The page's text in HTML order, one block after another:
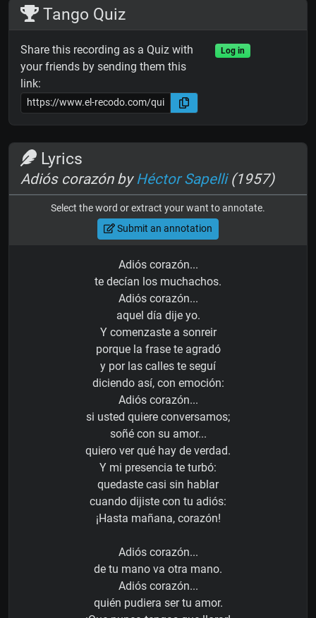
Tango Quiz
Share this recording as a Quiz with
your friends by sending them this
link:
Log in
Lyrics
Adiós corazón byHéctor Sapelli(1957)
Select the word or extract your want to annotate.
Submit an annotation
Adiós corazón...
te decían los muchachos.
Adiós corazón...
aquel día dije yo.
Y comenzaste a sonreir
porque la frase te agradó
y por las calles te seguí
diciendo así, con emoción:
Adiós corazón...
si usted quiere conversamos;
soñé con su amor...
quiero ver qué hay de verdad.
Y mi presencia te turbó:
quedaste casi sin hablar
cuando dijiste con tu adiós:
¡Hasta mañana, corazón!
Adiós corazón...
de tu mano va otra mano.
Adiós corazón...
quién pudiera ser tu amor.